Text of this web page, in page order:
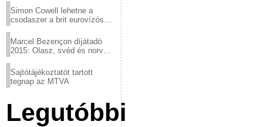
Simon Cowell lehetne a
csodaszer a brit eurovízós
Marcel Bezençon díjátadó
2015: Olasz, svéd és norvég
Sajtótájékoztatót tartott
tegnap az MTVA
Legutóbbi